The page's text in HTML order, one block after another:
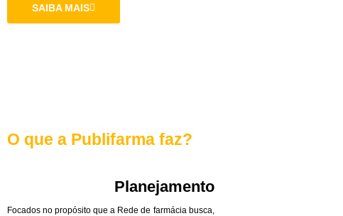
SAIBA MAIS
O que a Publifarma faz?
Planejamento
Focados no propósito que a Rede de farmácia busca,